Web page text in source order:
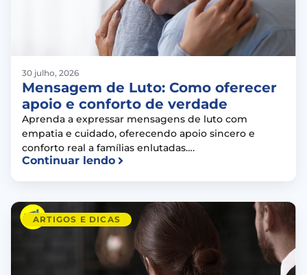
30 julho, 2026
Mensagem de Luto: Como oferecer
apoio e conforto de verdade
Aprenda a expressar mensagens de luto com
empatia e cuidado, oferecendo apoio sincero e
conforto real a famílias enlutadas….
Continuar lendo
ARTIGOS E DICAS